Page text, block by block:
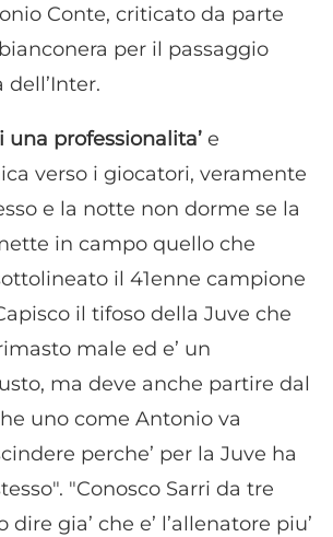
Conte, criticato da parte
per il passaggio
una professionalita’ e
verso i giocatori, veramente
e la notte non dorme se la
in campo quello che
il 41enne campione
il tifoso della Juve che
male ed e’ un
ma deve anche partire dal
uno come Antonio va
perche’ per la Juve ha
"Conosco Sarri da tre
gia’ che e’ l’allenatore piu’